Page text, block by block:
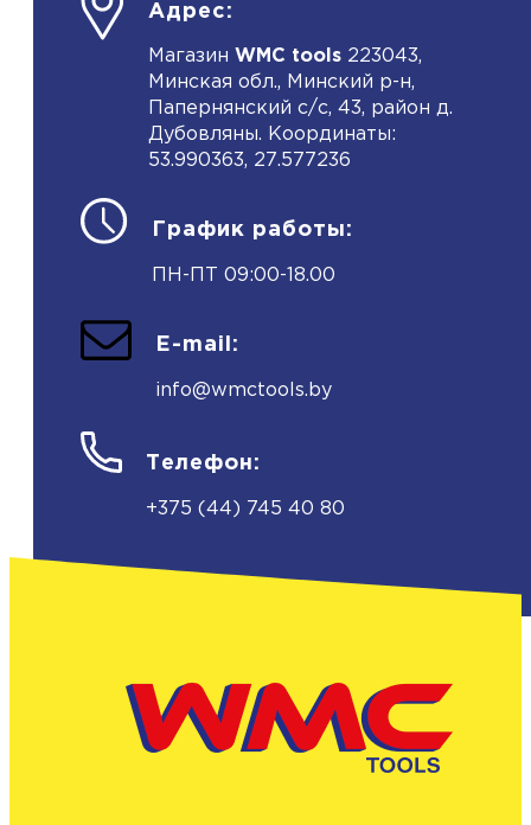
Адрес:
Магазин WMC tools 223043,
Минская обл., Минский р-н,
Папернянский с/с, 43, район д.
Дубовляны. Координаты:
53.990363, 27.577236
График работы:
ПН-ПТ 09:00-18.00
E-mail:
info@wmctools.by
Телефон:
+375 (44) 745 40 80